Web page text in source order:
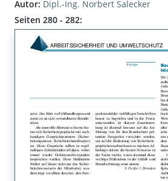
Autor: Dipl.-Ing. Norbert Salecker
Seiten 280 - 282: